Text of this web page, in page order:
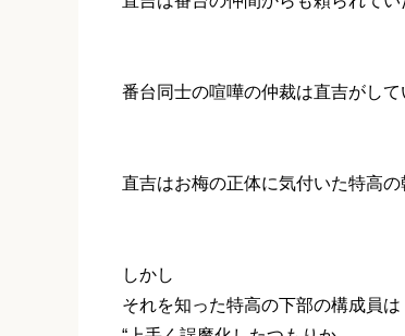
番台同士の喧嘩の仲裁は直吉がして
直吉はお梅の正体に気付いた特高の
しかし
それを知った特高の下部の構成員は